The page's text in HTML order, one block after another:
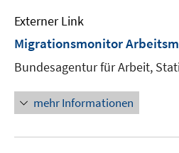
Externer Link
Migrationsmonitor
Bundesagentur für Arbeit,
mehr Informationen